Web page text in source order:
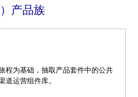
产品族
程为基础，抽取产品套件中的公共
道运营组件库。